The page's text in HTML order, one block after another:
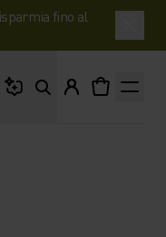
fino al